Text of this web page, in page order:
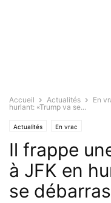
Accueil Actualités En
hurlant: «Trump va se...
Actualités En vrac
Il frappe
à JFK en
se